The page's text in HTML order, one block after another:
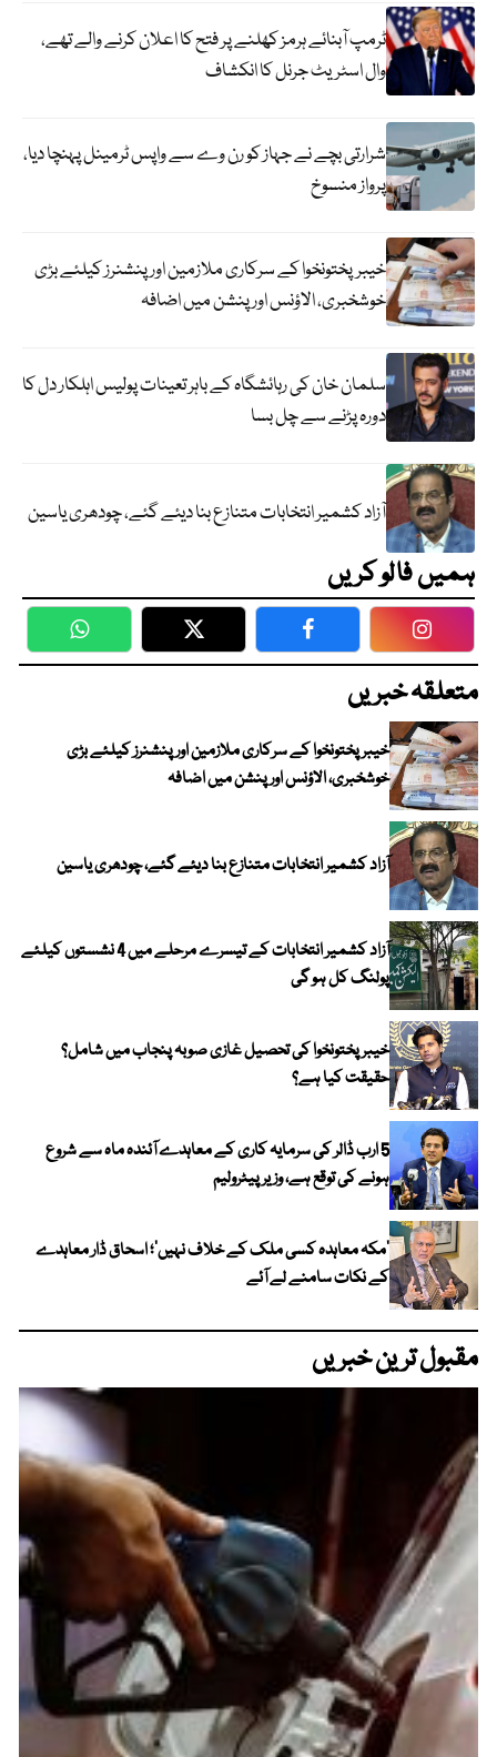
ٹرمپ آبنائے ہرمز کھلنے پر فتح کا اعلان کرنے والے تھے،
وال اسٹریٹ جرنل کا انکشاف
شرارتی بچے نے جہاز کو رن وے سے واپس ٹرمینل پہنچا دیا،
پرواز منسوخ
خیبرپختونخوا کے سرکاری ملازمین اور پنشنرز کیلئے بڑی
خوشخبری، الاؤنس اور پنشن میں اضافہ
سلمان خان کی رہائشگاہ کے باہر تعینات پولیس اہلکار دل کا
دورہ پڑنے سے چل بسا
آزاد کشمیر انتخابات متنازع بنا دیئے گئے، چودھری یاسین
ہمیں فالو کریں
WhatsApp Twitter Facebook
متعلقہ خبریں
خیبرپختونخوا کے سرکاری ملازمین اور پنشنرز کیلئے بڑی
خوشخبری، الاؤنس اور پنشن میں اضافہ
آزاد کشمیر انتخابات متنازع بنا دیئے گئے، چودھری یاسین
آزاد کشمیر انتخابات کے تیسرے مرحلے میں 4 نشستوں کیلئے
پولنگ کل ہو گی
خیبر پختونخوا کی تحصیل غازی صوبہ پنجاب میں شامل؟
حقیقت کیا ہے؟
5 ارب ڈالر کی سرمایہ کاری کے معاہدے آئندہ ماہ سے شروع
ہونے کی توقع ہے، وزیر پیٹرولیم
‘مکہ معاہدہ کسی ملک کے خلاف نہیں’؛ اسحاق ڈار معاہدے
کے نکات سامنے لے آئے
مقبول ترین خبریں